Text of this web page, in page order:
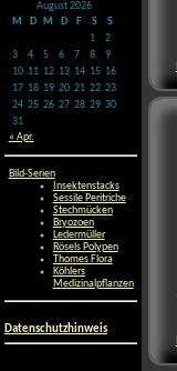
August 2026
M
D M D F S
S
1
2
3
4 5 6 7 8
9
10 11 12 13 14 15 16
17 18 19 20 21 22 23
24 25 26 27 28 29 30
31
« Apr.
Bild-Serien
Insektenstacks
Sessile Peritriche
Stechmücken
Bryozoen
Ledermüller
Rösels Polypen
Thomes Flora
Köhlers
Medizinalpflanzen
Datenschutzhinweis